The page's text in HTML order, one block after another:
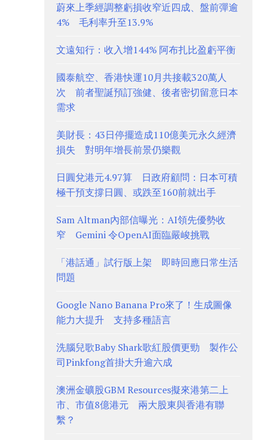
蔚來上季經調整虧損收窄近四成、盤前彈逾
4% 毛利率升至13.9%
文遠知行：收入增144% 阿布扎比盈虧平衡
國泰航空、香港快運10月共接載320萬人
次 前者聖誕預訂強健、後者密切留意日本
需求
美財長：43日停擺造成110億美元永久經濟
損失 對明年增長前景仍樂觀
日圓兌港元4.97算 日政府顧問：日本可積
極干預支撐日圓、或跌至160前就出手
Sam Altman內部信曝光：AI領先優勢收
窄 Gemini 令OpenAI面臨嚴峻挑戰
「港話通」試行版上架 即時回應日常生活
問題
Google Nano Banana Pro來了！生成圖像
能力大提升 支持多種語言
洗腦兒歌Baby Shark歌紅股價更勁 製作公
司Pinkfong首掛大升逾六成
澳洲金礦股GBM Resources擬來港第二上
市、市值8億港元 兩大股東與香港有聯
繫？